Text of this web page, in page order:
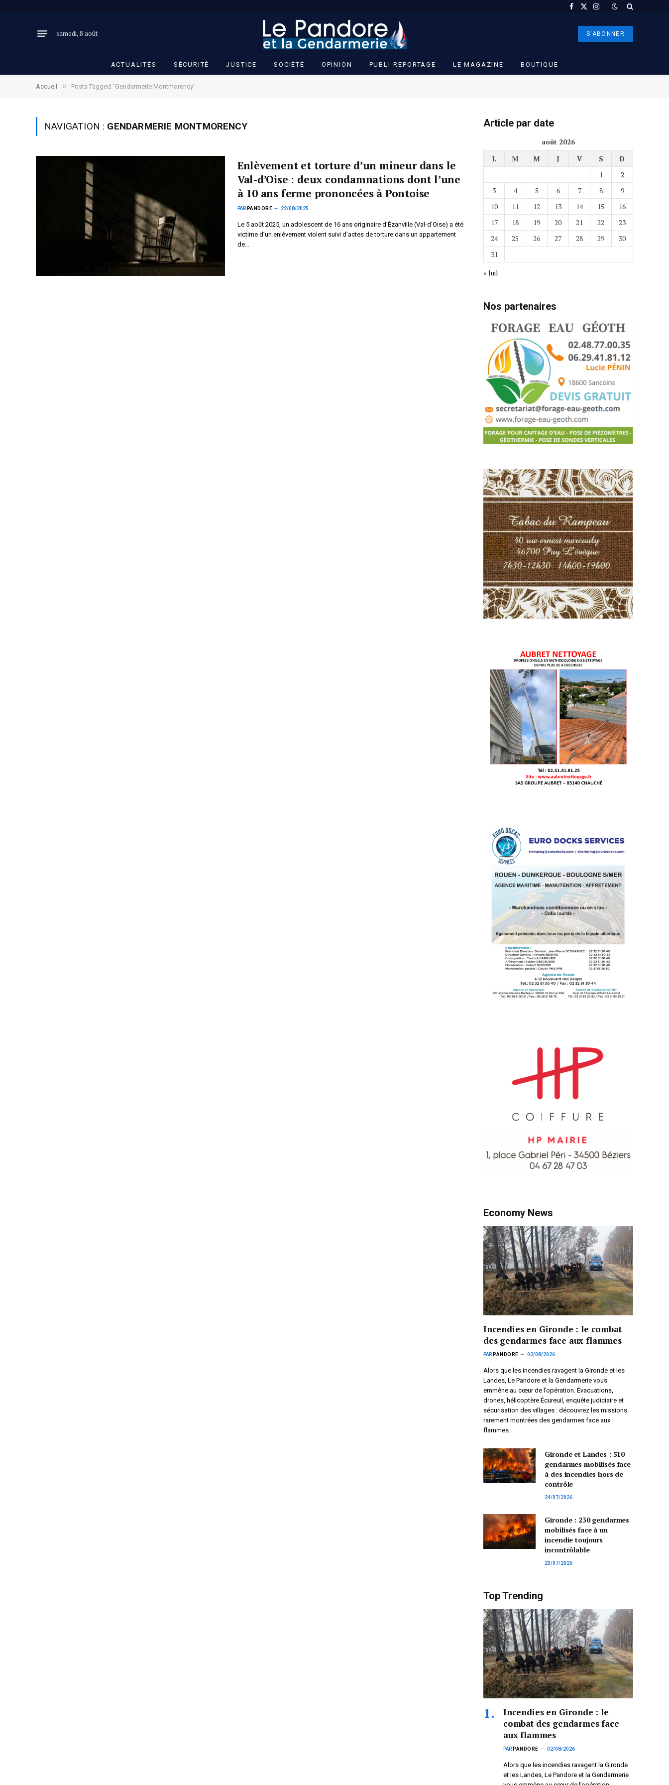
Facebook
X
Instagram
samedi, 8 août S'ABONNER
ACTUALITÉS SÉCURITÉ JUSTICE SOCIÉTÉ OPINION PUBLI-REPORTAGE LE MAGAZINE BOUTIQUE
Accueil » Posts Tagged "Gendarmerie Montmorency"
NAVIGATION : GENDARMERIE MONTMORENCY
Enlèvement et torture d’un mineur dans le
Val-d’Oise : deux condamnations dont l’une
à 10 ans ferme prononcées à Pontoise
PAR PANDORE 22/08/2025
Le 5 août 2025, un adolescent de 16 ans originaire d’Ézanville (Val-d’Oise) a été
victime d’un enlèvement violent suivi d’actes de torture dans un appartement
de…
Article par date
août 2026
L
M M J V S
D
1
2
3
4 5 6 7 8
9
10
11 12 13 14 15
16
17
18 19 20 21 22
23
24
25 26 27 28 29
30
31
« Juil
Nos partenaires
Economy News
Incendies en Gironde : le combat
des gendarmes face aux flammes
PAR PANDORE 02/08/2026
Alors que les incendies ravagent la Gironde et les
Landes, Le Pandore et la Gendarmerie vous
emmène au cœur de l’opération. Évacuations,
drones, hélicoptère Écureuil, enquête judiciaire et
sécurisation des villages : découvrez les missions
rarement montrées des gendarmes face aux
flammes.
Gironde et Landes : 510
gendarmes mobilisés face
à des incendies hors de
contrôle
24/07/2026
Gironde : 230 gendarmes
mobilisés face à un
incendie toujours
incontrôlable
23/07/2026
Top Trending
Incendies en Gironde : le
combat des gendarmes face
aux flammes
PAR PANDORE 02/08/2026
Alors que les incendies ravagent la Gironde
et les Landes, Le Pandore et la Gendarmerie